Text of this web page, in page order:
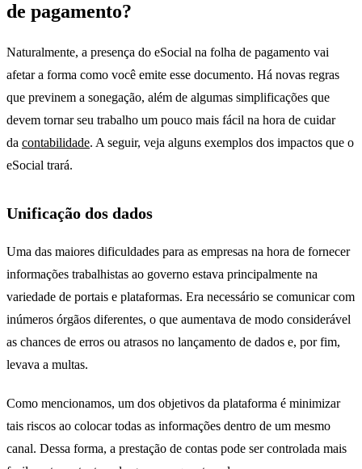
de pagamento?
Naturalmente, a presença do eSocial na folha de pagamento vai
afetar a forma como você emite esse documento. Há novas regras
que previnem a sonegação, além de algumas simplificações que
devem tornar seu trabalho um pouco mais fácil na hora de cuidar
da contabilidade. A seguir, veja alguns exemplos dos impactos que o
eSocial trará.
Unificação dos dados
Uma das maiores dificuldades para as empresas na hora de fornecer
informações trabalhistas ao governo estava principalmente na
variedade de portais e plataformas. Era necessário se comunicar com
inúmeros órgãos diferentes, o que aumentava de modo considerável
as chances de erros ou atrasos no lançamento de dados e, por fim,
levava a multas.
Como mencionamos, um dos objetivos da plataforma é minimizar
tais riscos ao colocar todas as informações dentro de um mesmo
canal. Dessa forma, a prestação de contas pode ser controlada mais